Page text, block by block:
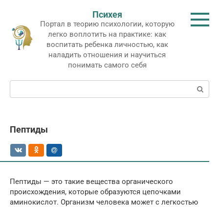
контенту
Психея
Портал в теорию психологии, которую
легко воплотить на практике: как
воспитать ребенка личностью, как
наладить отношения и научиться
понимать самого себя
Поиск:
Пептиды
Пептиды — это такие вещества органического
происхождения, которые образуются цепочками
аминокислот. Организм человека может с легкостью